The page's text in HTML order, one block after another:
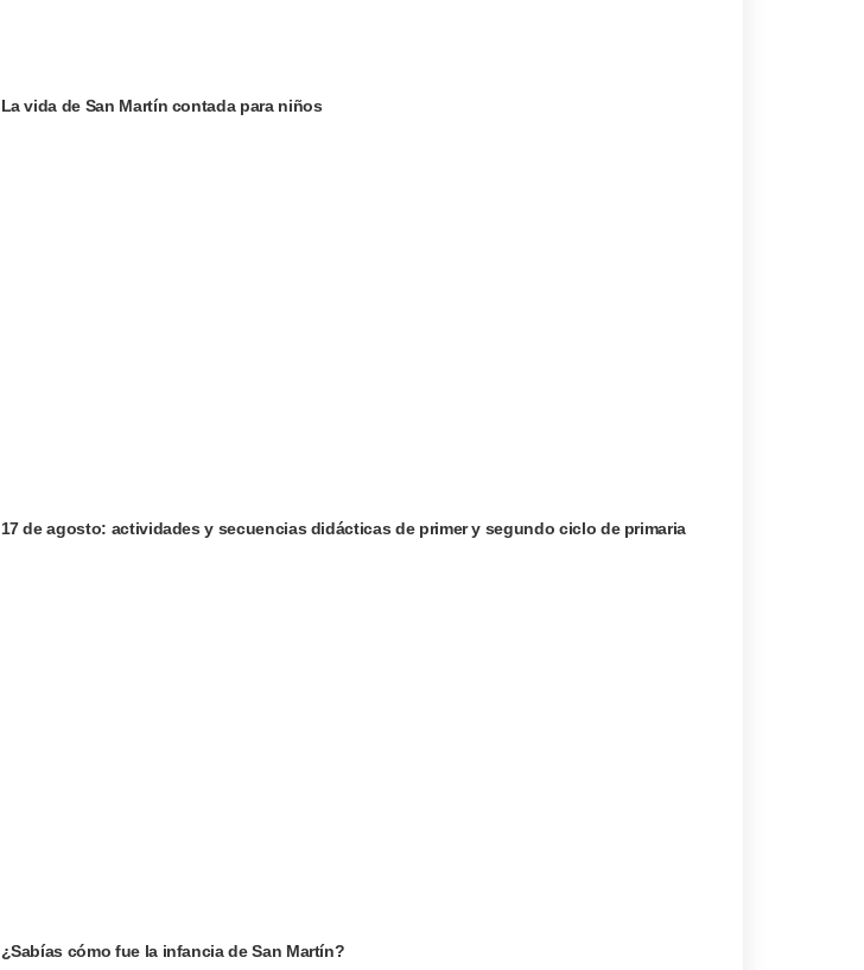
La vida de San Martín contada para niños
17 de agosto: actividades y secuencias didácticas de primer y segundo ciclo de primaria
¿Sabías cómo fue la infancia de San Martín?